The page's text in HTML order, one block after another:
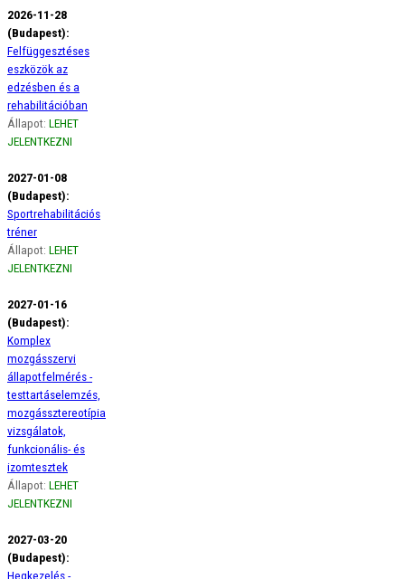
2026-11-28
(Budapest):
Felfüggesztéses
eszközök az
edzésben és a
rehabilitációban
Állapot: LEHET
JELENTKEZNI
2027-01-08
(Budapest):
Sportrehabilitációs
tréner
Állapot: LEHET
JELENTKEZNI
2027-01-16
(Budapest):
Komplex
mozgásszervi
állapotfelmérés -
testtartáselemzés,
mozgássztereotípia
vizsgálatok,
funkcionális- és
izomtesztek
Állapot: LEHET
JELENTKEZNI
2027-03-20
(Budapest):
Hegkezelés -